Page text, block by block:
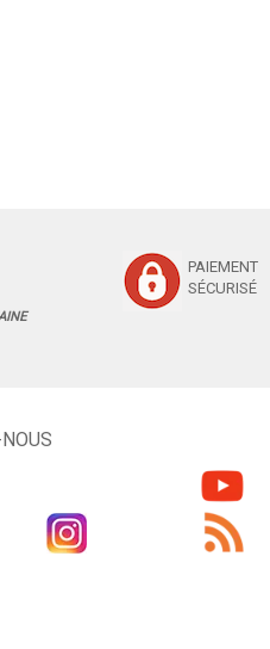
PAIEMENT
SÉCURISÉ